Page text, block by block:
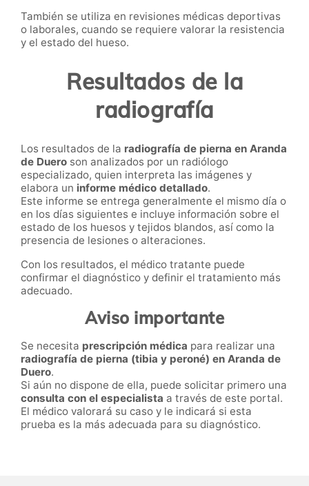
También se utiliza en revisiones médicas deportivas
o laborales, cuando se requiere valorar la resistencia
y el estado del hueso.
Resultados de la
radiografía
Los resultados de la radiografía de pierna en Aranda
de Duero son analizados por un radiólogo
especializado, quien interpreta las imágenes y
elabora un informe médico detallado.
Este informe se entrega generalmente el mismo día o
en los días siguientes e incluye información sobre el
estado de los huesos y tejidos blandos, así como la
presencia de lesiones o alteraciones.
Con los resultados, el médico tratante puede
confirmar el diagnóstico y definir el tratamiento más
adecuado.
Aviso importante
Se necesita prescripción médica para realizar una
radiografía de pierna (tibia y peroné) en Aranda de
Duero.
Si aún no dispone de ella, puede solicitar primero una
consulta con el especialista a través de este portal.
El médico valorará su caso y le indicará si esta
prueba es la más adecuada para su diagnóstico.